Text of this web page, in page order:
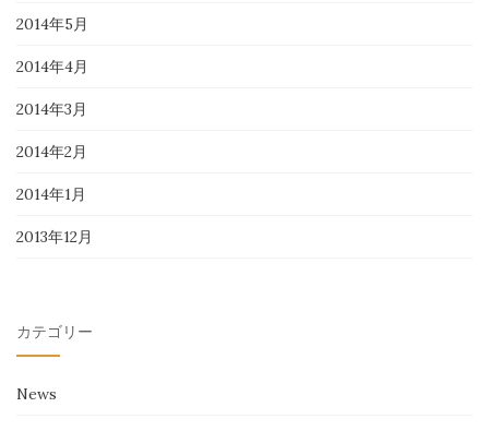
2014年5月
2014年4月
2014年3月
2014年2月
2014年1月
2013年12月
カテゴリー
News